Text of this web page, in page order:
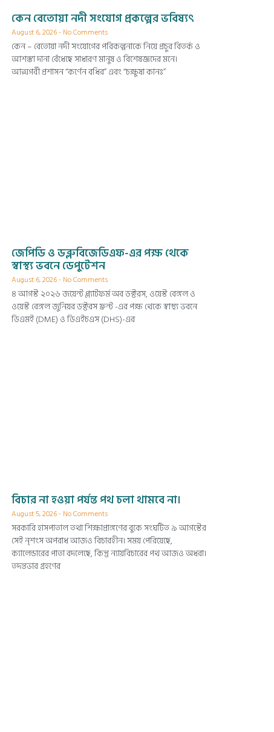
কেন বেতোয়া নদী সংযোগ প্রকল্পের ভবিষ্যৎ
August 6, 2026 No Comments
কেন – বেতোয়া নদী সংযোগের পরিকল্পনাকে নিয়ে প্রচুর বিতর্ক ও
আশঙ্কা দানা বেঁধেছে সাধারণ মানুষ ও বিশেষজ্ঞদের মনে।
আত্মগর্বী প্রশাসন “কর্ণেন বধির” এবং “চক্ষুষা কানঃ”
জেপিডি ও ডব্লুবিজেডিএফ-এর পক্ষ থেকে
স্বাস্থ্য ভবনে ডেপুটেশন
August 6, 2026 No Comments
৪ আগস্ট ২০২৬ জয়েন্ট প্ল্যাটফর্ম অব ডক্টরস, ওয়েস্ট বেঙ্গল ও
ওয়েস্ট বেঙ্গল জুনিয়র ডক্টরস ফ্রন্ট -এর পক্ষ থেকে স্বাস্থ্য ভবনে
ডিএমই (DME) ও ডিএইচএস (DHS)-এর
বিচার না হওয়া পর্যন্ত পথ চলা থামবে না।
August 5, 2026 No Comments
সরকারি হাসপাতাল তথা শিক্ষাপ্রাঙ্গণের বুকে সংঘটিত ৯ আগস্টের
সেই নৃশংস অপরাধ আজও বিচারহীন। সময় পেরিয়েছে,
ক্যালেন্ডারের পাতা বদলেছে, কিন্তু ন্যায়বিচারের পথ আজও অধরা।
তদন্তভার গ্রহণের